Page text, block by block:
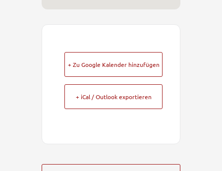
+ Zu Google Kalender hinzufügen
+ iCal / Outlook exportieren